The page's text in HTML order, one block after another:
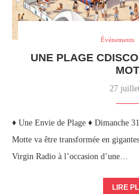
Événements
UNE PLAGE
27
♦ Une Envie de Plage ♦ Dimanche
Motte va être transformée en
Virgin Radio à l’occasion d’une…
LIRE